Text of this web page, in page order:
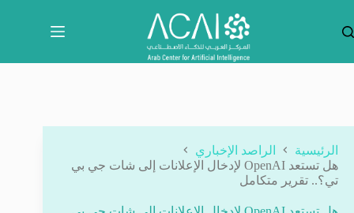
المحتوى
الرئيسية
الراصد الإخباري
هل تستعد OpenAI لإدخال الإعلانات إلى شات جي بي
تي؟.. تقرير متكامل